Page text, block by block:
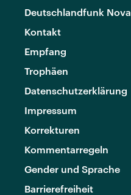
Deutschlandfunk Nova
Kontakt
Empfang
Trophäen
Datenschutzerklärung
Impressum
Korrekturen
Kommentarregeln
Gender und Sprache
Barrierefreiheit